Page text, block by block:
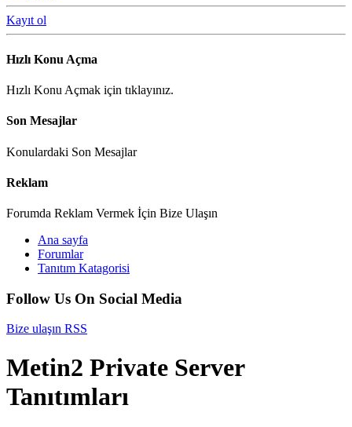
Kayıt ol
Hızlı Konu Açma
Hızlı Konu Açmak için tıklayınız.
Son Mesajlar
Konulardaki Son Mesajlar
Reklam
Forumda Reklam Vermek İçin Bize Ulaşın
Ana sayfa
Forumlar
Tanıtım Katagorisi
Follow Us On Social Media
Bize ulaşın RSS
Metin2 Private Server
Tanıtımları